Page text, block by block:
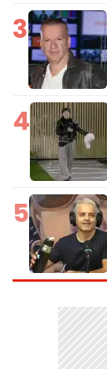
3
4
5